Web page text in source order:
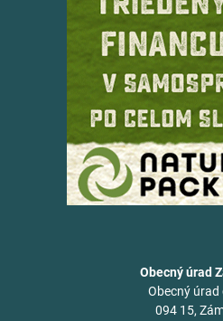
Obecný úrad
Obecný úrad
094 15,